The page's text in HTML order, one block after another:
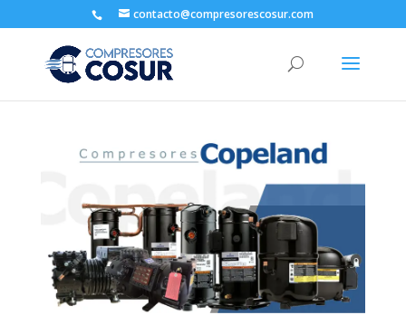
contacto@compresorescosur.com